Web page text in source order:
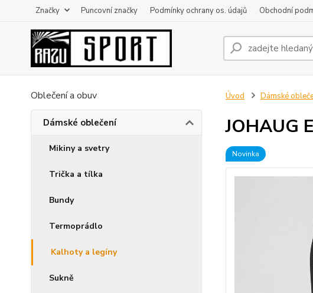
Značky Puncovní značky Podmínky ochrany os. údajů Obchodní
Oblečení a obuv
Dámské oblečení
Mikiny a svetry
Trička a tílka
Bundy
Termoprádlo
Kalhoty a legíny
Sukně
Úvod Dámské
JOHAUG
Novinka